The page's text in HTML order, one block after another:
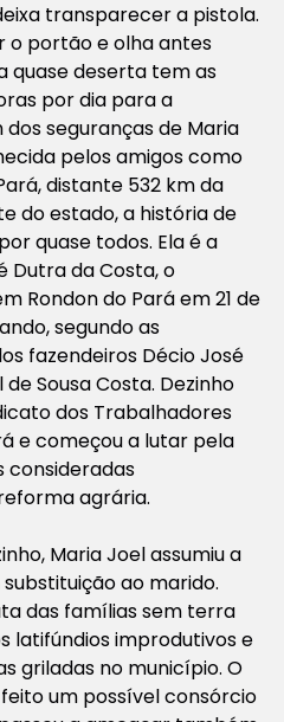
transparecer a pistola.
o portão e olha antes
quase deserta tem as
por dia para a
seguranças de Maria
pelos amigos como
distante 532 km da
do estado, a história de
quase todos. Ela é a
Dutra da Costa, o
Rondon do Pará em 21 de
segundo as
fazendeiros Décio José
Sousa Costa. Dezinho
dos Trabalhadores
e começou a lutar pela
consideradas
agrária.
Maria Joel assumiu a
ao marido.
das famílias sem terra
latifúndios improdutivos e
griladas no município. O
um possível consórcio